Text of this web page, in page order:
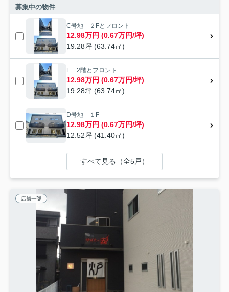
募集中の物件
C号地 ２Fとフロント
12.98万円 (0.67万円/坪)
19.28坪 (63.74㎡)
E 2階とフロント
12.98万円 (0.67万円/坪)
19.28坪 (63.74㎡)
D号地 １F
12.98万円 (0.67万円/坪)
12.52坪 (41.40㎡)
すべて見る（全5戸）
店舗一部